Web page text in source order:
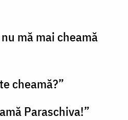
mă mai cheamă
cheamă?”
Paraschiva!”